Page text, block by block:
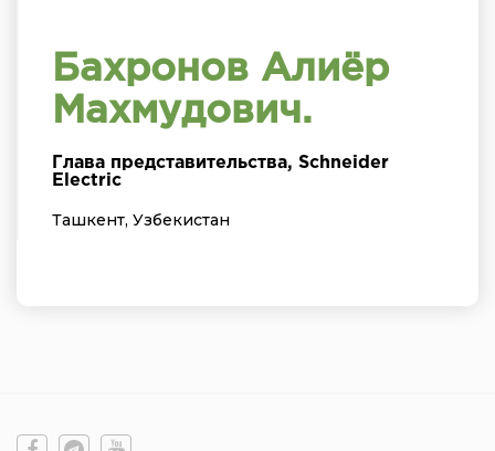
Бахронов Алиёр
Махмудович.
Глава представительства, Schneider
Electric
Ташкент, Узбекистан